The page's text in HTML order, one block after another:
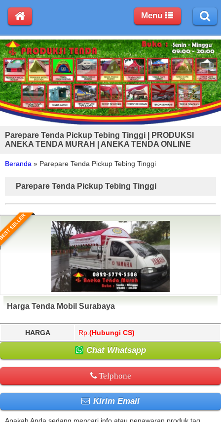
Parepare Tenda Pickup Tebing Tinggi | PRODUKSI
ANEKA TENDA MURAH | ANEKA TENDA ONLINE
Beranda » Parepare Tenda Pickup Tebing Tinggi
Parepare Tenda Pickup Tebing Tinggi
SELLER
Harga Tenda Mobil Surabaya
HARGA Rp. (Hubungi CS)
Chat Whatsapp
Telphone
Kirim Email
Menu